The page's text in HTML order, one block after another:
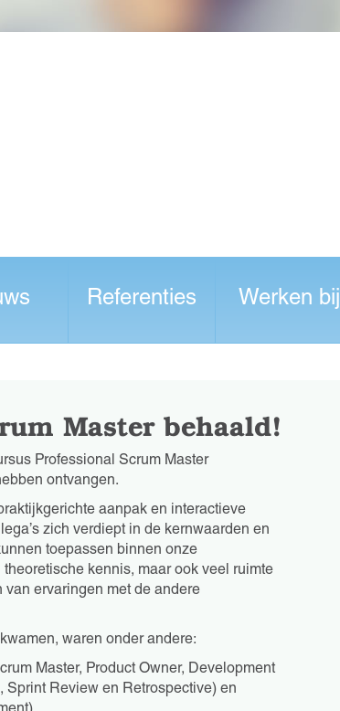
Referenties Werken bij
Master behaald!
Professional Scrum Master
ontvangen.
aanpak en interactieve
zich verdiept in de kernwaarden en
toepassen binnen onze
kennis, maar ook veel ruimte
ervaringen met de andere
waren onder andere:
Master, Product Owner, Development
Sprint Review en Retrospective) en